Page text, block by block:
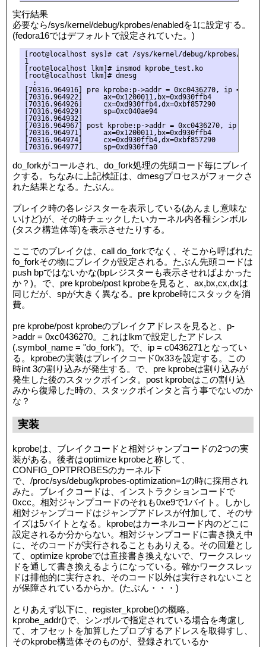
実行結果
必要なら/sys/kernel/debug/kprobes/enabledを1に設定する。
(fedora16ではデフォルトで設定されていた。)
[root@localhost sys]# cat /sys/kernel/debug/kprobes/
1
[root@localhost lkm]# insmod kprobe_test.ko
[root@localhost lkm]# dmesg
  :
[70316.964916] pre kprobe:p->addr = 0xc0436270, ip =
[70316.964922]     ax=0x1200011,bx=0xd930ffb4
[70316.964926]     cx=0xd930ffb4,dx=0xbf857290
[70316.964929]     sp=0xc040ae94
[70316.964932]
[70316.964967] post kprobe:p->addr = 0xc0436270, ip =
[70316.964971]     ax=0x1200011,bx=0xd930ffb4
[70316.964974]     cx=0xd930ffb4,dx=0xbf857290
[70316.964977]     sp=0xd930ffa0
do_forkがコールされ、do_fork処理の先頭コード毎にブレイ
クする。ちなみに上記検証は、dmesgプロセスがフォークさ
れた結果となる。たぶん。
ブレイク時の各レジスターを表示している(あんまし意味な
いけど)が、その時チェックしたいカーネル内各種シンボル
(タスク構造体等)を表示させたりする。
ここでのブレイクは、call do_forkでなく、そこから呼ばれた
fo_forkその物にブレイクが設定される。たぶん先頭コードは
push bpではないかな(bpレジスターも表示させればよかった
か？)。で、pre kprobe/post kprobeを見ると、ax,bx,cx,dxは
同じだが、spが大きく異なる。pre kprobe時にスタックを消
費。
pre kprobe/post kprobeのブレイクアドレスを見ると、p-
>addr = 0xc0436270。これはlkmで設定したアドレス
(.symbol_name = "do_fork")。で、ip = c0436271となってい
る。kprobeの実装はブレイクコード0x33を設定する。この
時int 3の割り込みが発生する。で、pre kprobeは割り込みが
発生した後のスタックポインタ。post kprobeはこの割り込
みから復帰した時の、スタックポインタと言う事でないのか
な？
実装
kprobeは、ブレイクコードと相対ジャンプコードの2つの実
装がある。後者はoptimize kprobeと称して、
CONFIG_OPTPROBESのカーネル下
で、/proc/sys/debug/kprobes-optimization=1の時に採用され
みた。ブレイクコードは、インストラクションコードで
0xcc。相対ジャンプコードのそれも0xe9で1バイト。しかし
相対ジャンプコードはジャンプアドレスが付加して、そのサ
イズは5バイトとなる。kprobeはカーネルコード内のどこに
設定されるか分からない。相対ジャンプコードに書き換え中
に、そのコードが実行されることもありえる。その回避とし
て、optimize kprobeでは直接書き換えないで、ワークスレッ
ドを通して書き換えるようになっている。確かワークスレッ
ドは排他的に実行され、そのコード以外は実行されないこと
が保障されているからか。(たぶん・・・)
とりあえず以下に、register_kprobe()の概略。
kprobe_addr()で、シンボルで指定されている場合を考慮し
て、オフセットを加算したプロブするアドレスを取得すし、
そのkprobe構造体そのものが、登録されているか